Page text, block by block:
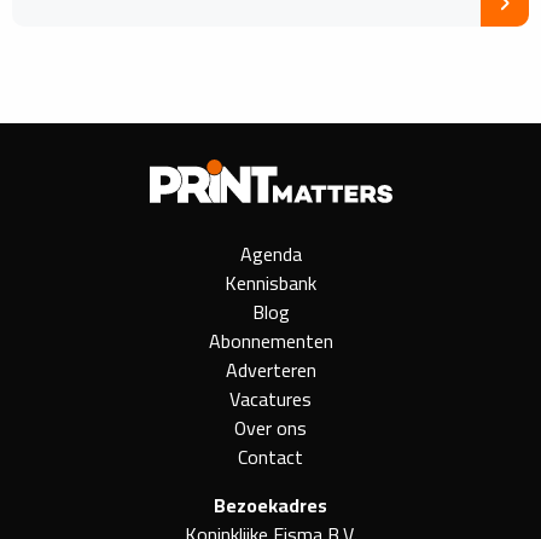
Agenda
Kennisbank
Blog
Abonnementen
Adverteren
Vacatures
Over ons
Contact
Bezoekadres